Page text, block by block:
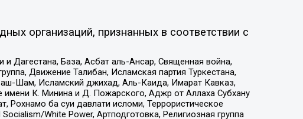
организаций, признанных в соответствии с
База, Асбат аль-Ансар, Священная война,
Движение Талибан, Исламская партия Туркестана,
Шам, Исламский джихад, Аль-Каида, Имарат Кавказ,
К. Минина и Д. Пожарского, Аджр от Аллаха Субхану
ба суи давлати исломи, Террористическое
White Power, Артподготовка, Религиозная группа